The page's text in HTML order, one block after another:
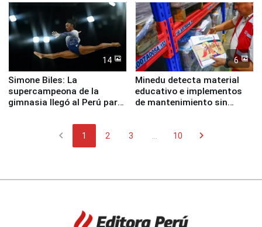
14
Simone Biles: La
supercampeona de la
gimnasia llegó al Perú para
Panamericanos Lima 2027
6
Minedu detecta material
educativo e implementos
de mantenimiento sin
chevron_left 1 2 3 10 chevron_right